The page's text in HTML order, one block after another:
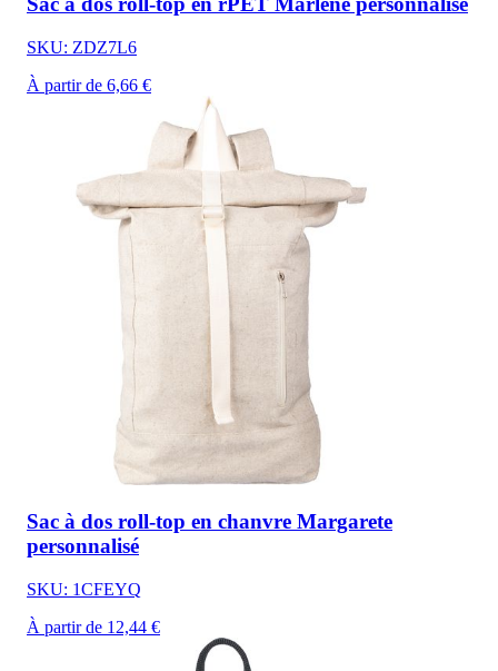
SKU: ZDZ7L6
À partir de 6,66 €
Sac à dos roll-top en chanvre Margarete
personnalisé
SKU: 1CFEYQ
À partir de 12,44 €